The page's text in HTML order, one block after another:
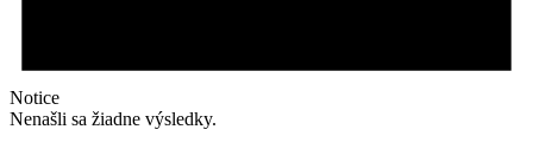
Notice
Nenašli sa žiadne výsledky.